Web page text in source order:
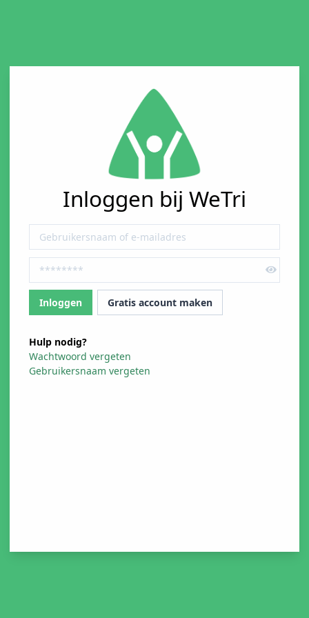
Inloggen bij WeTri
Gratis account maken
Hulp nodig?
Wachtwoord vergeten
Gebruikersnaam vergeten